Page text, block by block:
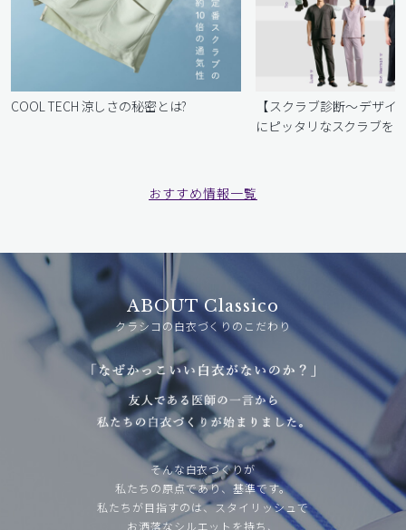
COOL TECH 涼しさの秘密とは?
【スクラブ診断〜デザイ
にピッタリなスクラブを
おすすめ情報一覧
ABOUT Classico
クラシコの白衣づくりのこだわり
そんな白衣づくりが
私たちの原点であり、基準です。
私たちが目指すのは、スタイリッシュで
お洒落なシルエットを持ち、